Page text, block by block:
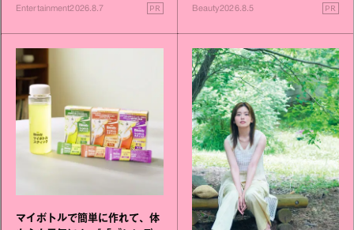
Entertainment2026.8.7 PR Beauty2026.8.5 PR
マイボトルで簡単に作れて、体